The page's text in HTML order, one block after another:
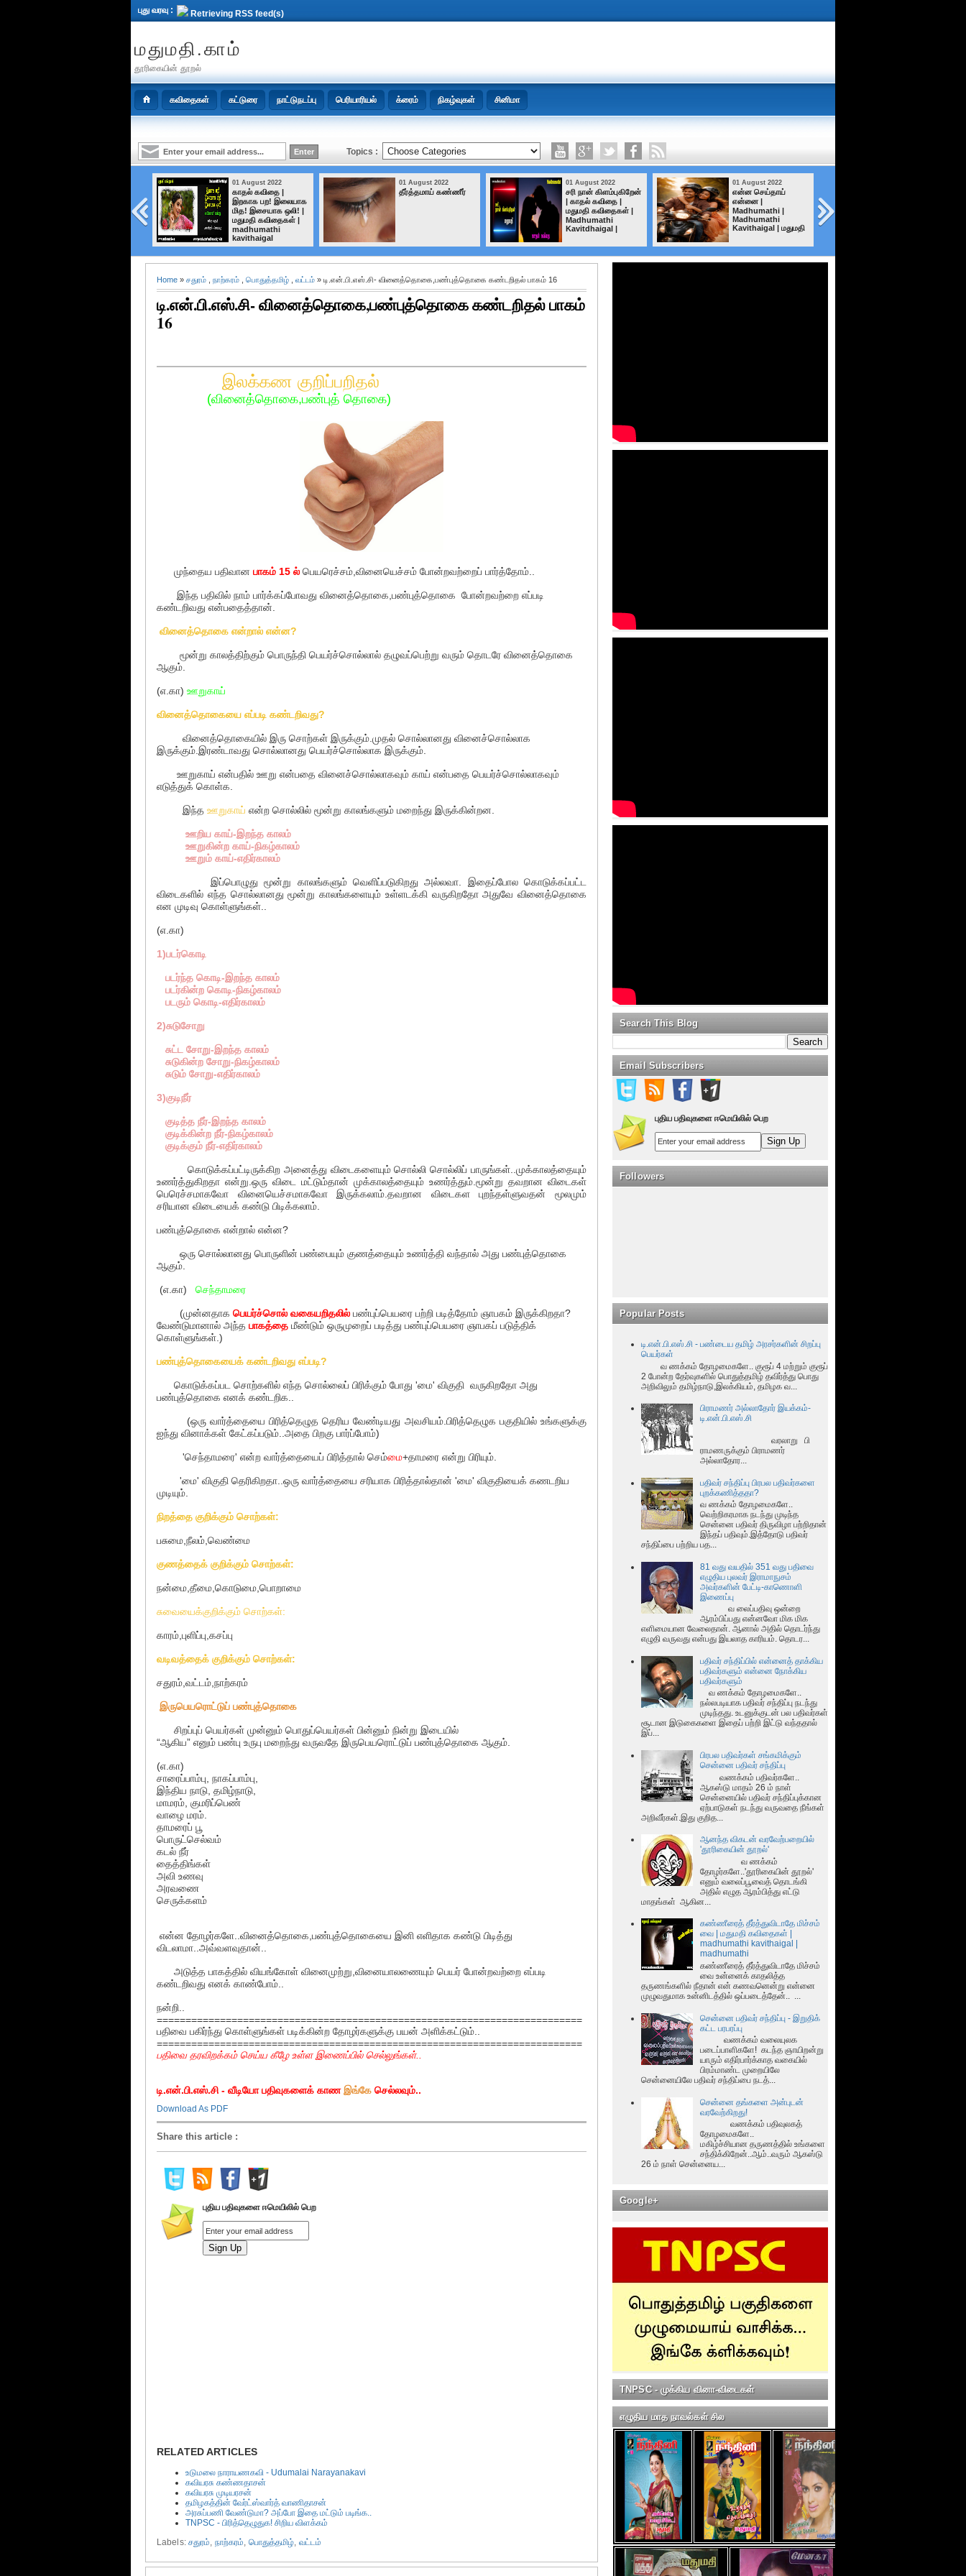
புது வரவு : Retrieving RSS feed(s)
மதுமதி.காம்
தூரிகையின் தூறல்
கவிதைகள் கட்டுரை நாட்டுநடப்பு பெரியாரியல் க்ரைம் நிகழ்வுகள் சினிமா
Topics :
01 August 2022
காதல் கவிதை |
இறகாக பற! இலையாக
மித! இசையாக ஒலி! |
மதுமதி கவிதைகள் |
madhumathi
kavithaigal
01 August 2022
தீர்த்தமாய் கண்ணீர்
01 August 2022
சரி நான் கிளம்புகிறேன்
| காதல் கவிதை |
மதுமதி கவிதைகள் |
Madhumathi
Kavitdhaigal |
01 August 2022
என்ன செய்தாய்
என்னை |
Madhumathi |
Madhumathi
Kavithaigal | மதுமதி
Home » சதுரம் நாற்கரம் பொதுத்தமிழ் வட்டம் » டி.என்.பி.எஸ்.சி- வினைத்தொகை,பண்புத்தொகை கண்டறிதல் பாகம் 16
டி.என்.பி.எஸ்.சி- வினைத்தொகை,பண்புத்தொகை கண்டறிதல் பாகம்
16
இலக்கண குறிப்பறிதல்
(வினைத்தொகை,பண்புத் தொகை)
முந்தைய பதிவான பாகம் 15 ல்பெயரெச்சம்,வினையெச்சம் போன்றவற்றைப் பார்த்தோம்..
இந்த பதிவில் நாம் பார்க்கப்போவது வினைத்தொகை,பண்புத்தொகை போன்றவற்றை எப்படி
கண்டறிவது என்பதைத்தான்.
வினைத்தொகை என்றால் என்ன?
மூன்று காலத்திற்கும் பொருந்தி பெயர்ச்சொல்லால் தழுவப்பெற்று வரும் தொடரே வினைத்தொகை
ஆகும்.
(எ.கா) ஊறுகாய்
வினைத்தொகையை எப்படி கண்டறிவது?
வினைத்தொகையில் இரு சொற்கள் இருக்கும்.முதல் சொல்லானது வினைச்சொல்லாக
இருக்கும்.இரண்டாவது சொல்லானது பெயர்ச்சொல்லாக இருக்கும்.
ஊறுகாய் என்பதில் ஊறு என்பதை வினைச்சொல்லாகவும் காய் என்பதை பெயர்ச்சொல்லாகவும்
எடுத்துக் கொள்க.
இந்த ஊறுகாய் என்ற சொல்லில் மூன்று காலங்களும் மறைந்து இருக்கின்றன.
ஊறிய காய்-இறந்த காலம்
ஊறுகின்ற காய்-நிகழ்காலம்
ஊறும் காய்-எதிர்காலம்
இப்பொழுது மூன்று காலங்களும் வெளிப்படுகிறது அல்லவா. இதைப்போல கொடுக்கப்பட்ட
விடைகளில் எந்த சொல்லானது மூன்று காலங்களையும் உள்ளடக்கி வருகிறதோ அதுவே வினைத்தொகை
என முடிவு கொள்ளுங்கள்..
(எ.கா)
1)படர்கொடி
படர்ந்த கொடி-இறந்த காலம்
படர்கின்ற கொடி-நிகழ்காலம்
படரும் கொடி-எதிர்காலம்
2)சுடுசோறு
சுட்ட சோறு-இறந்த காலம்
சுடுகின்ற சோறு-நிகழ்காலம்
சுடும் சோறு-எதிர்காலம்
3)குடிநீர்
குடித்த நீர்-இறந்த காலம்
குடிக்கின்ற நீர்-நிகழ்காலம்
குடிக்கும் நீர்-எதிர்காலம்
கொடுக்கப்பட்டிருக்கிற அனைத்து விடைகளையும் சொல்லி சொல்லிப் பாருங்கள்..முக்காலத்தையும்
உணர்த்துகிறதா என்று.ஒரு விடை மட்டும்தான் முக்காலத்தையும் உணர்த்தும்.மூன்று தவறான விடைகள்
பெரெச்சமாகவோ வினையெச்சமாகவோ இருக்கலாம்.தவறான விடைகள புறந்தள்ளுவதன் மூலமும்
சரியான விடையைக் கண்டு பிடிக்கலாம்.
பண்புத்தொகை என்றால் என்ன?
ஒரு சொல்லானது பொருளின் பண்பையும் குணத்தையும் உணர்த்தி வந்தால் அது பண்புத்தொகை
ஆகும்.
(எ.கா) செந்தாமரை
(முன்னதாக பெயர்ச்சொல் வகையறிதலில்பண்புப்பெயரை பற்றி படித்தோம் ஞாபகம் இருக்கிறதா?
வேண்டுமானால் அந்த பாகத்தை மீண்டும் ஒருமுறைப் படித்து பண்புப்பெயரை ஞாபகப் படுத்திக்
கொள்ளுங்கள்.)
பண்புத்தொகையைக் கண்டறிவது எப்படி?
கொடுக்கப்பட சொற்களில் எந்த சொல்லைப் பிரிக்கும் போது 'மை' விகுதி வருகிறதோ அது
பண்புத்தொகை எனக் கண்டறிக..
(ஒரு வார்த்தையை பிரித்தெழுத தெரிய வேண்டியது அவசியம்.பிரித்தெழுக பகுதியில் உங்களுக்கு
ஐந்து வினாக்கள் கேட்கப்படும்..அதை பிறகு பார்ப்போம்)
'செந்தாமரை' என்ற வார்த்தையைப் பிரித்தால் செம்மை+தாமரை என்று பிரியும்.
'மை' விகுதி தெரிகிறதா..ஒரு வார்த்தையை சரியாக பிரித்தால்தான் 'மை' விகுதியைக் கணடறிய
முடியும்.
நிறத்தை குறிக்கும் சொற்கள்:
பசுமை,நீலம்,வெண்மை
குணத்தைக் குறிக்கும் சொற்கள்:
நன்மை,தீமை,கொடுமை,பொறாமை
சுவையைக்குறிக்கும் சொற்கள்:
காரம்,புளிப்பு,கசப்பு
வடிவத்தைக் குறிக்கும் சொற்கள்:
சதுரம்,வட்டம்,நாற்கரம்
இருபெயரொட்டுப் பண்புத்தொகை
சிறப்புப் பெயர்கள் முன்னும் பொதுப்பெயர்கள் பின்னும் நின்று இடையில்
“ஆகிய” எனும் பண்பு உருபு மறைந்து வருவதே இருபெயரொட்டுப் பண்புத்தொகை ஆகும்.
(எ.கா)
சாரைப்பாம்பு, நாகப்பாம்பு,
இந்திய நாடு, தமிழ்நாடு,
மாமரம், குமரிப்பெண்
வாழை மரம்.
தாமரைப் பூ
பொருட்செல்வம்
கடல் நீர்
தைத்திங்கள்
அவி உணவு
அரவணை
செருக்களம்
என்ன தோழர்களே..வினைத்தொகை,பண்புத்தொகையை இனி எளிதாக கண்டு பிடித்து
விடலாமா..அவ்வளவுதான்..
அடுத்த பாகத்தில் வியங்கோள் வினைமுற்று,வினையாலணையும் பெயர் போன்றவற்றை எப்படி
கண்டறிவது எனக் காண்போம்..
நன்றி..
==========================================================================
பதிவை பகிர்ந்து கொள்ளுங்கள் படிக்கின்ற தோழர்களுக்கு பயன் அளிக்கட்டும்..
==========================================================================
பதிவை தரவிறக்கம் செய்ய கீழே உள்ள இணைப்பில் செல்லுங்கள்..
டி.என்.பி.எஸ்.சி - வீடியோ பதிவுகளைக் காணஇங்கே செல்லவும்..
Download As PDF
Share this article :
புதிய பதிவுகளை ஈமெயிலில் பெற
RELATED ARTICLES
உடுமலை நாராயணகவி - Udumalai Narayanakavi
கவியரசு கண்ணதாசன்
கவியரசு முடியரசன்
தமிழகத்தின் வேர்ட்ஸ்வார்த் வாணிதாசன்
அரசுப்பணி வேண்டுமா? அப்போ இதை மட்டும் படிங்க..
TNPSC - பிரித்தெழுதுக! சிறிய விளக்கம்
Labels: சதுரம், நாற்கரம், பொதுத்தமிழ், வட்டம்
Search This Blog
Email Subscribers
புதிய பதிவுகளை ஈமெயிலில் பெற
Followers
Popular Posts
டி.என்.பி.எஸ்.சி - பண்டைய தமிழ் அரசர்களின் சிறப்பு
பெயர்கள்
வ ணக்கம் தோழமைகளே.. குரூப் 4 மற்றும் குரூப்
2 போன்ற தேர்வுகளில் பொதுத்தமிழ் தவிர்த்து பொது
அறிவிலும் தமிழ்நாடு,இலக்கியம், தமிழக வ...
பிராமணர் அல்லாதோர் இயக்கம்-
டி.என்.பி.எஸ்.சி
வரலாறு பி
ராமணருக்கும் பிராமணர்
அல்லாதோர...
பதிவர் சந்திப்பு பிரபல பதிவர்களை
புறக்கணித்ததா?
வ ணக்கம் தோழமைகளே..
வெற்றிகரமாக நடந்து முடிந்த
சென்னை பதிவர் திருவிழா பற்றிதான்
இந்தப் பதிவும்.இத்தோடு பதிவர்
சந்திப்பை பற்றிய பத...
81 வது வயதில் 351 வது பதிவை
எழுதிய புலவர் இராமாநுசம்
அவர்களின் பேட்டி-காணொளி
இணைப்பு
வ லைப்பதிவு ஒன்றை
ஆரம்பிப்பது என்னவோ மிக மிக
எளிமையான வேலைதான். ஆனால் அதில் தொடர்ந்து
எழுதி வருவது என்பது இயலாத காரியம். தொடர...
பதிவர் சந்திப்பில் என்னைத் தாக்கிய
பதிவர்களும் என்னை நோக்கிய
பதிவர்களும்
வ ணக்கம் தோழமைகளே..
நல்லபடியாக பதிவர் சந்திப்பு நடந்து
முடிந்தது. உடனுக்குடன் பல பதிவர்கள்
சூடான இடுகைகளை இதைப் பற்றி இட்டு வந்ததால்
இப்...
பிரபல பதிவர்கள் சங்கமிக்கும்
சென்னை பதிவர் சந்திப்பு
வணக்கம் பதிவர்களே..
ஆகஸ்டு மாதம் 26 ம் நாள்
சென்னையில் பதிவர் சந்திப்புக்கான
ஏற்பாடுகள் நடந்து வருவதை நீங்கள்
அறிவீர்கள்.இது குறித...
ஆனந்த விகடன் வரவேற்பறையில்
'தூரிகையின் தூறல்'
வ ணக்கம்
தோழர்களே..'தூரிகையின் தூறல்'
எனும் வலைப்பூவைத் தொடங்கி
அதில் எழுத ஆரம்பித்து எட்டு
மாதங்கள் ஆகின...
கண்ணீரைத் தீர்த்துவிடாதே மிச்சம்
வை | மதுமதி கவிதைகள் |
madhumathi kavithaigal |
madhumathi
கண்ணீரைத் தீர்த்துவிடாதே மிச்சம்
வை உன்னைக் காதலித்த
தருணங்களில் நீதான் என் கணவனென்று என்னை
முழுவதுமாக உன்னிடத்தில் ஒப்படைத்தேன்.. ...
சென்னை பதிவர் சந்திப்பு - இறுதிக்
கட்ட பரபரப்பு
வணக்கம் வலையுலக
படைப்பாளிகளே! கடந்த ஞாயிறன்று
யாரும் எதிர்பார்க்காத வகையில்
பிரம்மாண்ட முறையிலே
சென்னையிலே பதிவர் சந்திப்பை நடத்...
சென்னை தங்களை அன்புடன்
வரவேற்கிறது!
வணக்கம் பதிவுலகத்
தோழமைகளே..
மகிழ்ச்சியான தருணத்தில் உங்களை
சந்திக்கிறேன்..ஆம்..வரும் ஆகஸ்டு
26 ம் நாள் சென்னைய...
Google+
TNPSC - முக்கிய வினா-விடைகள்
எழுதிய மாத நாவல்கள் சில